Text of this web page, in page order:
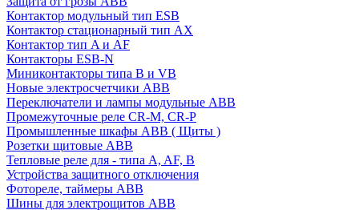
Контактор модульный тип ESB
Контактор стационарный тип AX
Контактор тип A и AF
Контакторы ESB-N
Миниконтакторы типа B и VB
Новые электросчетчики ABB
Переключатели и лампы модульные ABB
Промежуточные реле CR-M, CR-P
Промышленные шкафы ABB ( Щиты )
Розетки щитовые ABB
Тепловые реле для - типа A, AF, B
Устройства защитного отключения
Фотореле, таймеры ABB
Шины для электрощитов АВВ